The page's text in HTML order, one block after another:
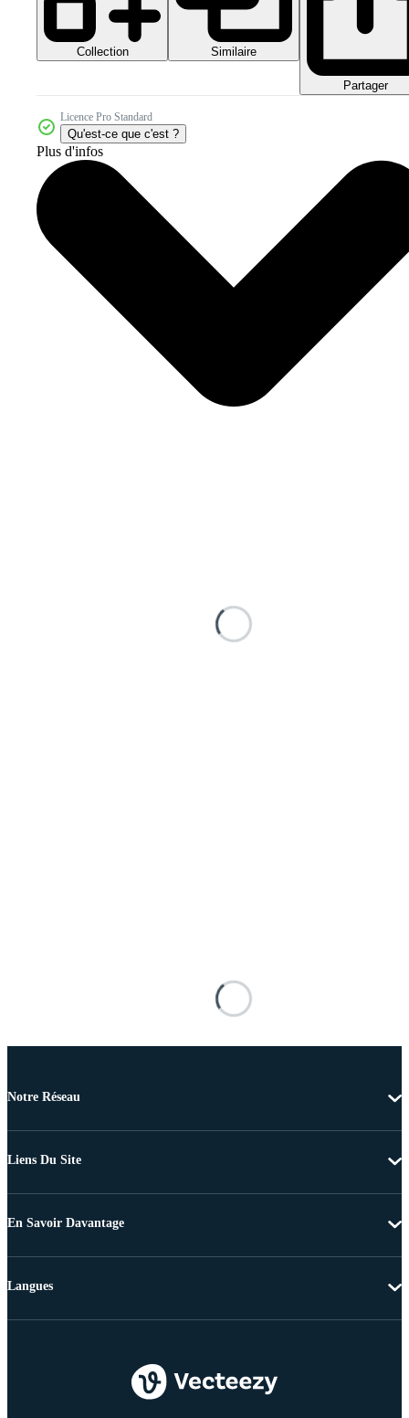
Collection Similaire
Partager
Licence Pro Standard
Qu'est-ce que c'est ?
Plus d'infos
Notre Réseau
Liens Du Site
En Savoir Davantage
Langues